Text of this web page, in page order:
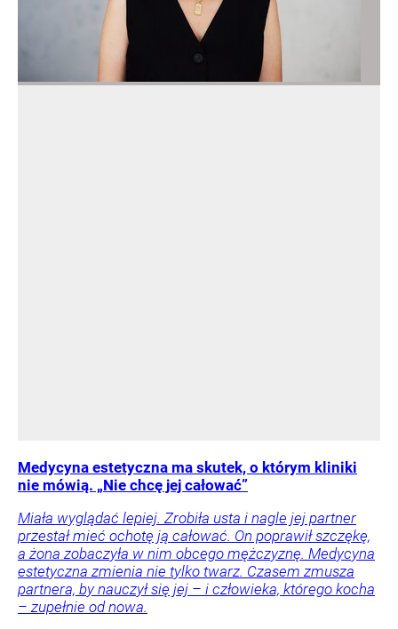
Medycyna estetyczna ma skutek, o którym kliniki
nie mówią. „Nie chcę jej całować”
Miała wyglądać lepiej. Zrobiła usta i nagle jej partner
przestał mieć ochotę ją całować. On poprawił szczękę,
a żona zobaczyła w nim obcego mężczyznę. Medycyna
estetyczna zmienia nie tylko twarz. Czasem zmusza
partnera, by nauczył się jej – i człowieka, którego kocha
– zupełnie od nowa.